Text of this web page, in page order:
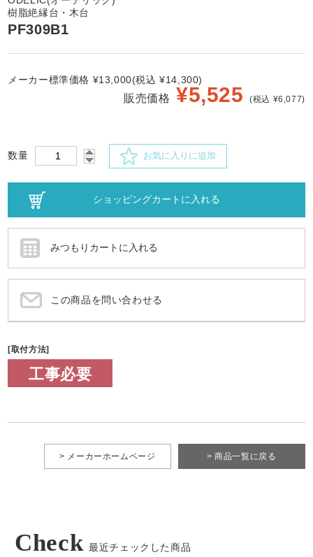
樹脂絶縁台・木台
PF309B1
メーカー標準価格 ¥13,000(税込 ¥14,300)
販売価格 ¥5,525 (税込 ¥6,077)
数量 お気に入りに追加
この商品を問い合わせる
[取付方法]
工事必要
> 商品一覧に戻る
> メーカーホームページ
Check 最近チェックした商品